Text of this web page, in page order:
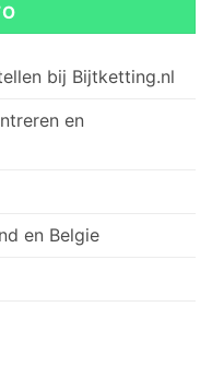
bij Bijtketting.nl
en
en Belgie